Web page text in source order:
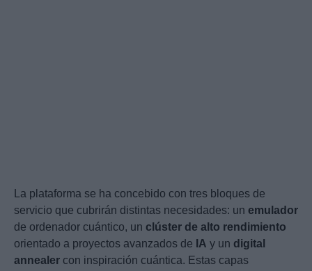
La plataforma se ha concebido con tres bloques de
servicio que cubrirán distintas necesidades: un emulador
de ordenador cuántico, un clúster de alto rendimiento
orientado a proyectos avanzados de IA y un digital
annealer con inspiración cuántica. Estas capas